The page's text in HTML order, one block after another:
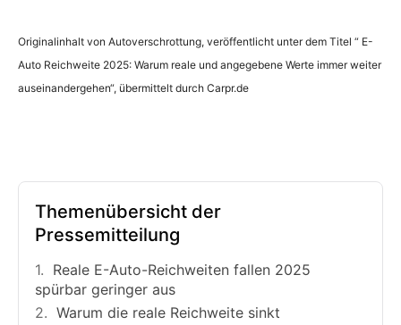
Originalinhalt von Autoverschrottung, veröffentlicht unter dem Titel “ E-
Auto Reichweite 2025: Warum reale und angegebene Werte immer weiter
auseinandergehen“, übermittelt durch Carpr.de
Themenübersicht der
Pressemitteilung
Reale E-Auto-Reichweiten fallen 2025
spürbar geringer aus
Warum die reale Reichweite sinkt